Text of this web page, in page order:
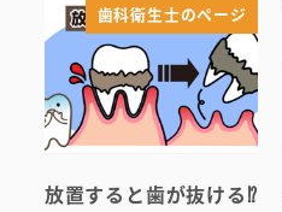
歯科衛生士のページ
放置すると歯が抜ける⁉